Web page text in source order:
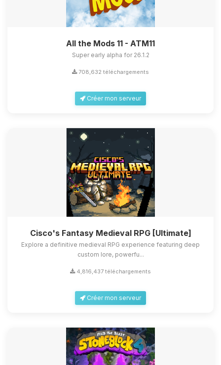
All the Mods 11 - ATM11
Super early alpha for 26.1.2
708,632 téléchargements
Créer mon serveur
Cisco's Fantasy Medieval RPG [Ultimate]
Explore a definitive medieval RPG experience featuring deep
custom lore, powerfu...
4,816,437 téléchargements
Créer mon serveur